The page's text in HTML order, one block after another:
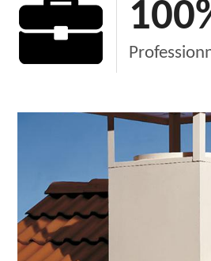
100